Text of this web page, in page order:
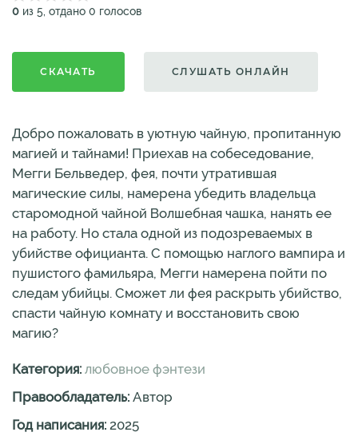
0 из 5, отдано 0 голосов
СКАЧАТЬ СЛУШАТЬ ОНЛАЙН
Добро пожаловать в уютную чайную, пропитанную
магией и тайнами! Приехав на собеседование,
Мегги Бельведер, фея, почти утратившая
магические силы, намерена убедить владельца
старомодной чайной Волшебная чашка, нанять ее
на работу. Но стала одной из подозреваемых в
убийстве официанта. С помощью наглого вампира и
пушистого фамильяра, Мегги намерена пойти по
следам убийцы. Сможет ли фея раскрыть убийство,
спасти чайную комнату и восстановить свою
магию?
Категория: любовное фэнтези
Правообладатель: Автор
Год написания: 2025